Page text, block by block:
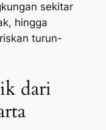
sekitar
hingga
turun-
dari